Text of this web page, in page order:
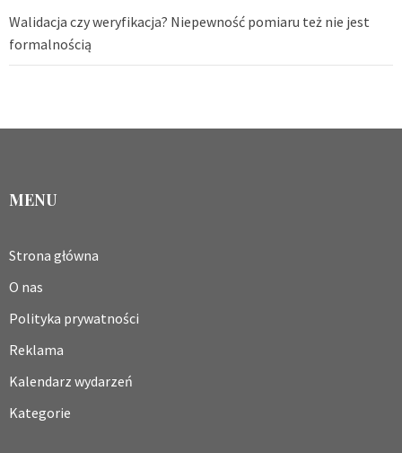
Walidacja czy weryfikacja? Niepewność pomiaru też nie jest
formalnością
MENU
Strona główna
O nas
Polityka prywatności
Reklama
Kalendarz wydarzeń
Kategorie